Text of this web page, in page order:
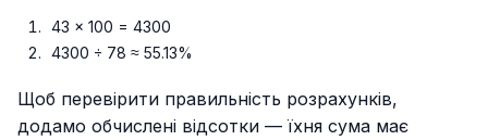
43 × 100 = 4300
4300 ÷ 78 ≈ 55.13%
Щоб перевірити правильність розрахунків,
додамо обчислені відсотки — їхня сума має